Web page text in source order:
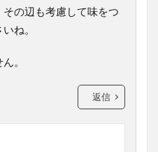
の辺も考慮して味をつ
ね。
。
返信